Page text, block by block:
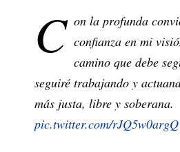
C on la profunda
confianza en mi
camino que debe
seguiré trabajando y
más justa, libre y soberana.
pic.twitter.com/rJQ5w0argQ